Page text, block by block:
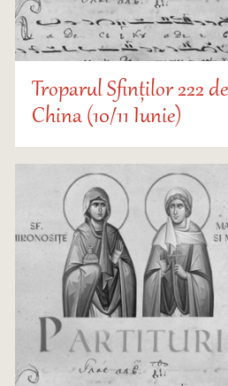
Troparul Sfinților 222
China (10/11 Iunie)